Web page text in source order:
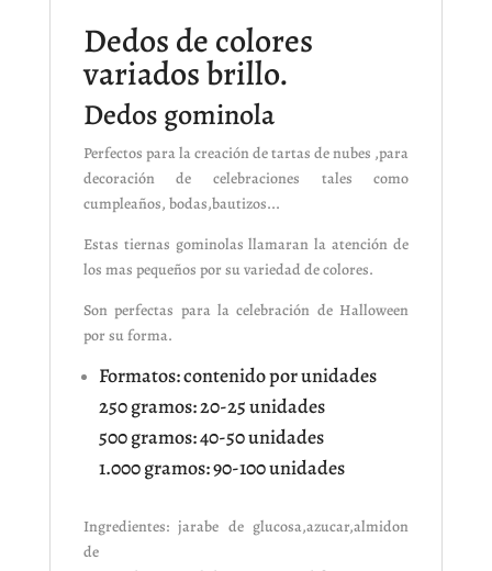
Dedos de colores
variados brillo.
Dedos gominola
Perfectos para la creación de tartas de nubes ,para
decoración de celebraciones tales como
cumpleaños, bodas,bautizos...
Estas tiernas gominolas llamaran la atención de
los mas pequeños por su variedad de colores.
Son perfectas para la celebración de Halloween
por su forma.
Formatos: contenido por unidades
250 gramos: 20-25 unidades
500 gramos: 40-50 unidades
1.000 gramos: 90-100 unidades
Ingredientes: jarabe de glucosa,azucar,almidon
de